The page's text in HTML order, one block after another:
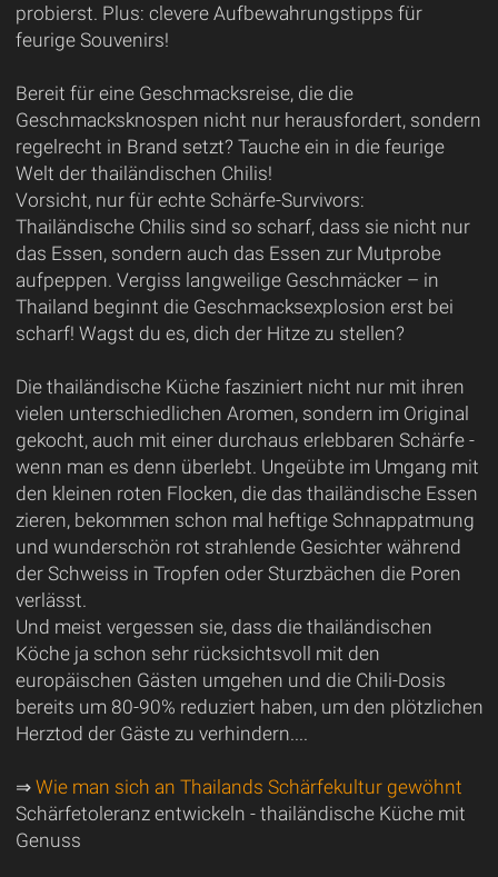
probierst. Plus: clevere Aufbewahrungstipps für
feurige Souvenirs!
Bereit für eine Geschmacksreise, die die
Geschmacksknospen nicht nur herausfordert, sondern
regelrecht in Brand setzt? Tauche ein in die feurige
Welt der thailändischen Chilis!
Vorsicht, nur für echte Schärfe-Survivors:
Thailändische Chilis sind so scharf, dass sie nicht nur
das Essen, sondern auch das Essen zur Mutprobe
aufpeppen. Vergiss langweilige Geschmäcker – in
Thailand beginnt die Geschmacksexplosion erst bei
scharf! Wagst du es, dich der Hitze zu stellen?
Die thailändische Küche fasziniert nicht nur mit ihren
vielen unterschiedlichen Aromen, sondern im Original
gekocht, auch mit einer durchaus erlebbaren Schärfe -
wenn man es denn überlebt. Ungeübte im Umgang mit
den kleinen roten Flocken, die das thailändische Essen
zieren, bekommen schon mal heftige Schnappatmung
und wunderschön rot strahlende Gesichter während
der Schweiss in Tropfen oder Sturzbächen die Poren
verlässt.
Und meist vergessen sie, dass die thailändischen
Köche ja schon sehr rücksichtsvoll mit den
europäischen Gästen umgehen und die Chili-Dosis
bereits um 80-90% reduziert haben, um den plötzlichen
Herztod der Gäste zu verhindern....
⇒ Wie man sich an Thailands Schärfekultur gewöhnt
Schärfetoleranz entwickeln - thailändische Küche mit
Genuss